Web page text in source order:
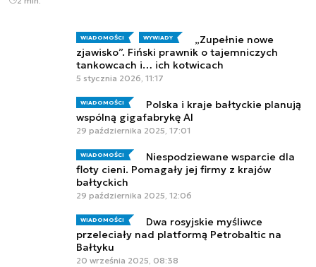
WIADOMOŚCI WYWIADY
„Zupełnie nowe
zjawisko”. Fiński prawnik o tajemniczych
tankowcach i… ich kotwicach
5 stycznia 2026, 11:17
WIADOMOŚCI
Polska i kraje bałtyckie planują
wspólną gigafabrykę AI
29 października 2025, 17:01
WIADOMOŚCI
Niespodziewane wsparcie dla
floty cieni. Pomagały jej firmy z krajów
bałtyckich
29 października 2025, 12:06
WIADOMOŚCI
Dwa rosyjskie myśliwce
przeleciały nad platformą Petrobaltic na
Bałtyku
20 września 2025, 08:38